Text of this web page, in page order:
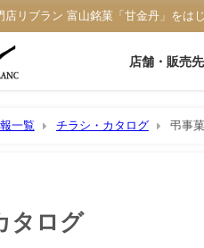
リブラン 富山銘菓「甘金丹」をは
店舗・販売
一覧 チラシ・カタログ 弔事
タログ